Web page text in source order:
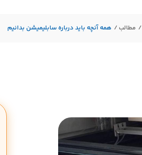
مطالب همه آنچه باید درباره سابلیمیشن بدانیم